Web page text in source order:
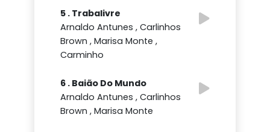
5 . Trabalivre
Arnaldo Antunes , Carlinhos
Brown , Marisa Monte ,
Carminho
6 . Baião Do Mundo
Arnaldo Antunes , Carlinhos
Brown , Marisa Monte